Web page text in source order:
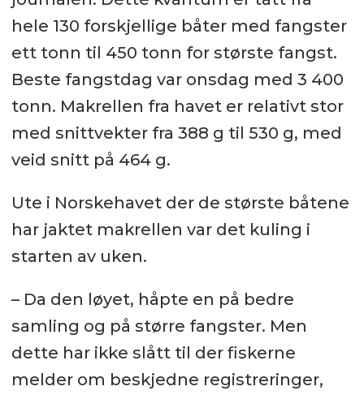
hele 130 forskjellige båter med fangster
ett tonn til 450 tonn for største fangst.
Beste fangstdag var onsdag med 3 400
tonn. Makrellen fra havet er relativt stor
med snittvekter fra 388 g til 530 g, med
veid snitt på 464 g.
Ute i Norskehavet der de største båtene
har jaktet makrellen var det kuling i
starten av uken.
– Da den løyet, håpte en på bedre
samling og på større fangster. Men
dette har ikke slått til der fiskerne
melder om beskjedne registreringer,